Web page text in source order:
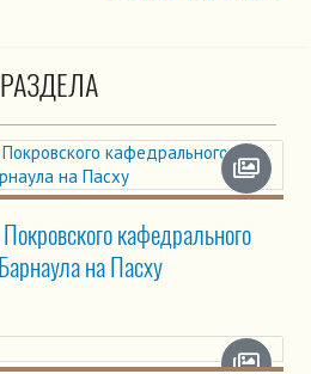
кафедрального
на Пасху